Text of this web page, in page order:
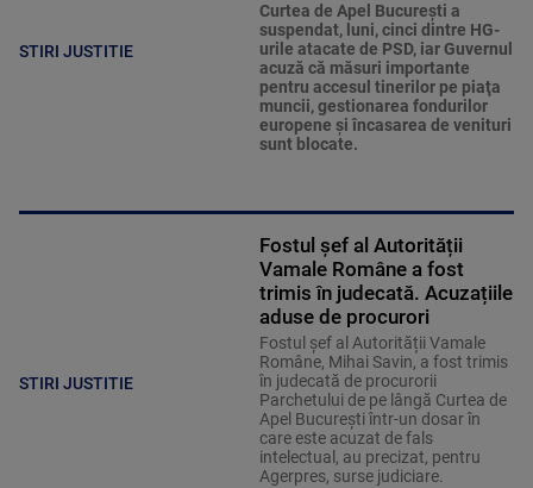
STIRI JUSTITIE
Curtea de Apel Bucureşti a
suspendat, luni, cinci dintre HG-
urile atacate de PSD, iar Guvernul
acuză că măsuri importante
pentru accesul tinerilor pe piaţa
muncii, gestionarea fondurilor
europene şi încasarea de venituri
sunt blocate.
STIRI JUSTITIE
Fostul șef al Autorității
Vamale Române a fost
trimis în judecată. Acuzațiile
aduse de procurori
Fostul șef al Autorității Vamale
Române, Mihai Savin, a fost trimis
în judecată de procurorii
Parchetului de pe lângă Curtea de
Apel București într-un dosar în
care este acuzat de fals
intelectual, au precizat, pentru
Agerpres, surse judiciare.